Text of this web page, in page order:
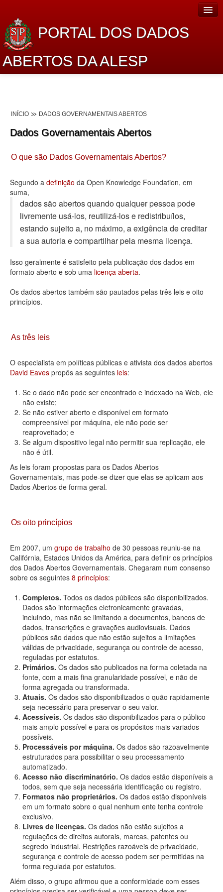
PORTAL DOS DADOS
ABERTOS DA ALESP
Lei de Acesso à Informação
Dados Governamentais Abertos
Planejamento
Catálogo de dados
Processo Legislativo
Deputados Estaduais
Administração
Legislação
Agenda
Contato
INÍCIO DADOS GOVERNAMENTAIS ABERTOS
Dados Governamentais Abertos
O que são Dados Governamentais Abertos?
Segundo a definição da Open Knowledge Foundation, em
suma,
dados são abertos quando qualquer pessoa pode
livremente usá-los, reutilizá-los e redistribuí­los,
estando sujeito a, no máximo, a exigência de creditar
a sua autoria e compartilhar pela mesma licença.
Isso geralmente é satisfeito pela publicação dos dados em
formato aberto e sob uma licença aberta.
Os dados abertos também são pautados pelas três leis e oito
princípios.
As três leis
O especialista em políticas públicas e ativista dos dados abertos
David Eaves propôs as seguintes leis:
Se o dado não pode ser encontrado e indexado na Web, ele
não existe;
Se não estiver aberto e disponível em formato
compreensível por máquina, ele não pode ser
reaproveitado; e
Se algum dispositivo legal não permitir sua replicação, ele
não é útil.
As leis foram propostas para os Dados Abertos
Governamentais, mas pode-se dizer que elas se aplicam aos
Dados Abertos de forma geral.
Os oito princípios
Em 2007, um grupo de trabalho de 30 pessoas reuniu-se na
Califórnia, Estados Unidos da América, para definir os princípios
dos Dados Abertos Governamentais. Chegaram num consenso
sobre os seguintes 8 princípios:
Completos. Todos os dados públicos são disponibilizados.
Dados são informações eletronicamente gravadas,
incluindo, mas não se limitando a documentos, bancos de
dados, transcrições e gravações audiovisuais. Dados
públicos são dados que não estão sujeitos a limitações
válidas de privacidade, segurança ou controle de acesso,
reguladas por estatutos.
Primários. Os dados são publicados na forma coletada na
fonte, com a mais fina granularidade possível, e não de
forma agregada ou transformada.
Atuais. Os dados são disponibilizados o quão rapidamente
seja necessário para preservar o seu valor.
Acessíveis. Os dados são disponibilizados para o público
mais amplo possível e para os propósitos mais variados
possíveis.
Processáveis por máquina. Os dados são razoavelmente
estruturados para possibilitar o seu processamento
automatizado.
Acesso não discriminatório. Os dados estão disponíveis a
todos, sem que seja necessária identificação ou registro.
Formatos não proprietários. Os dados estão disponíveis
em um formato sobre o qual nenhum ente tenha controle
exclusivo.
Livres de licenças. Os dados não estão sujeitos a
regulações de direitos autorais, marcas, patentes ou
segredo industrial. Restrições razoáveis de privacidade,
segurança e controle de acesso podem ser permitidas na
forma regulada por estatutos.
Além disso, o grupo afirmou que a conformidade com esses